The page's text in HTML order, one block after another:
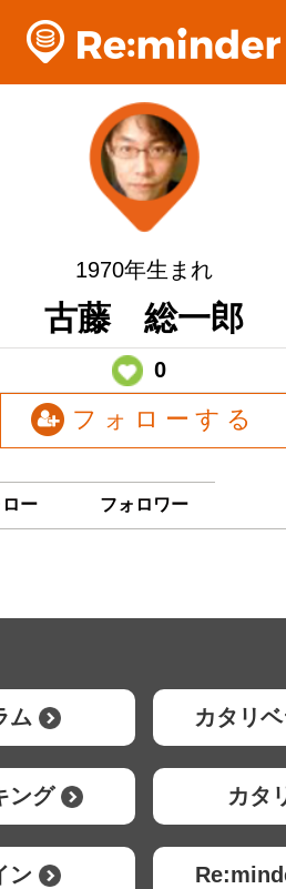
1970年生まれ
古藤 総一郎
0
フォローする
ー フォロワー
ム カタリ
ング カタ
ン